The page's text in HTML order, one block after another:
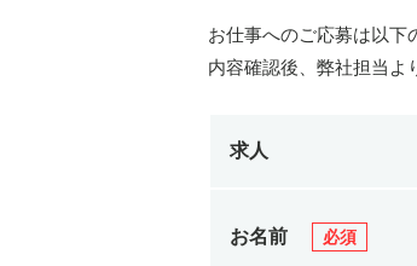
お仕事へのご応募は以下
内容確認後、弊社担当よ
求人
お名前 必須